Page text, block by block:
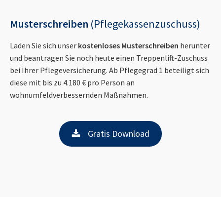
Musterschreiben (Pflegekassenzuschuss)
Laden Sie sich unser kostenloses Musterschreiben herunter
und beantragen Sie noch heute einen Treppenlift-Zuschuss
bei Ihrer Pflegeversicherung. Ab Pflegegrad 1 beteiligt sich
diese mit bis zu 4.180 € pro Person an
wohnumfeldverbessernden Maßnahmen.
Gratis Download